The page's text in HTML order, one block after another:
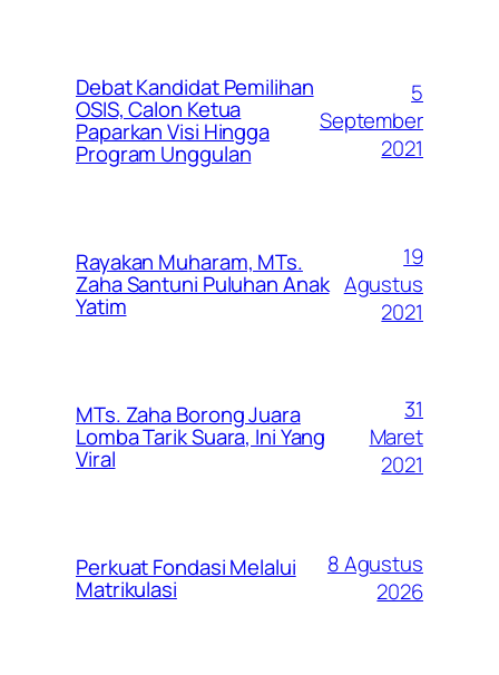
Debat Kandidat Pemilihan
OSIS, Calon Ketua
Paparkan Visi Hingga
Program Unggulan
5
September
2021
Rayakan Muharam, MTs.
Zaha Santuni Puluhan Anak
Yatim
19
Agustus
2021
MTs. Zaha Borong Juara
Lomba Tarik Suara, Ini Yang
Viral
31
Maret
2021
Perkuat Fondasi Melalui
Matrikulasi
8 Agustus
2026